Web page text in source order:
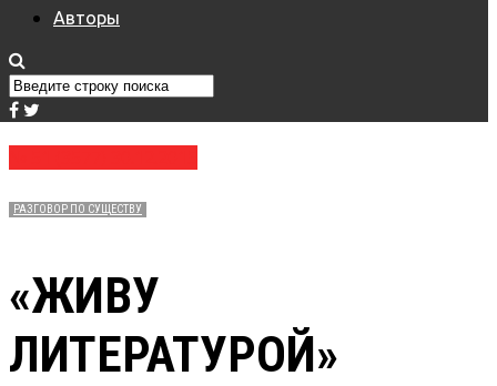
Авторы
РАЗГОВОР ПО СУЩЕСТВУ
«ЖИВУ
ЛИТЕРАТУРОЙ»